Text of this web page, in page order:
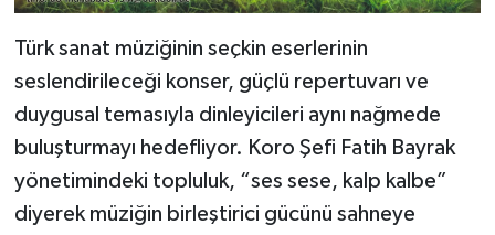
Türk sanat müziğinin seçkin eserlerinin
seslendirileceği konser, güçlü repertuvarı ve
duygusal temasıyla dinleyicileri aynı nağmede
buluşturmayı hedefliyor. Koro Şefi Fatih Bayrak
yönetimindeki topluluk, “ses sese, kalp kalbe”
diyerek müziğin birleştirici gücünü sahneye